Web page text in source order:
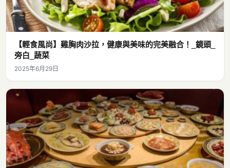
【輕食風尚】雞胸肉沙拉，健康與美味的完美融合！_鏡頭_
旁白_蔬菜
2025年6月29日